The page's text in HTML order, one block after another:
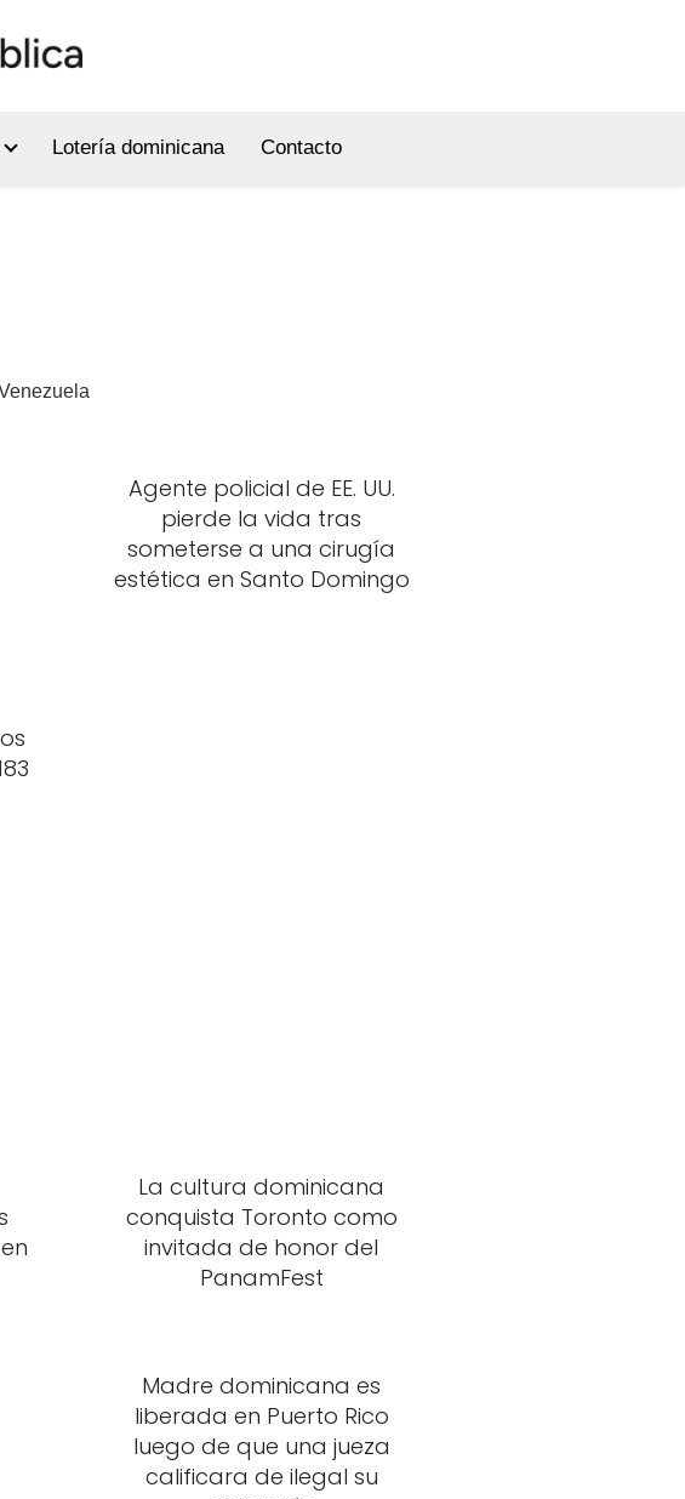
Lotería dominicana Contacto
Agente policial de EE. UU.
pierde la vida tras
someterse a una cirugía
estética en Santo Domingo
La cultura dominicana
conquista Toronto como
invitada de honor del
PanamFest
Madre dominicana es
liberada en Puerto Rico
luego de que una jueza
calificara de ilegal su